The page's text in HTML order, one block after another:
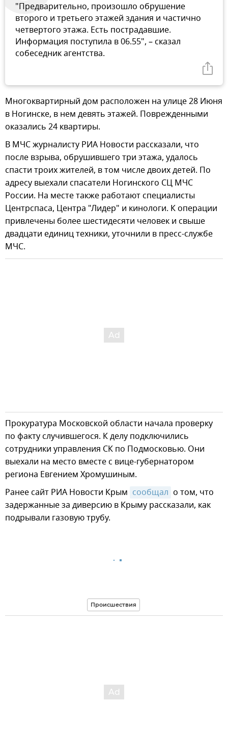
"Предварительно, произошло обрушение
второго и третьего этажей здания и частично
четвертого этажа. Есть пострадавшие.
Информация поступила в 06.55", – сказал
собеседник агентства.
Многоквартирный дом расположен на улице 28 Июня
в Ногинске, в нем девять этажей. Поврежденными
оказались 24 квартиры.
В МЧС журналисту РИА Новости рассказали, что
после взрыва, обрушившего три этажа, удалось
спасти троих жителей, в том числе двоих детей. По
адресу выехали спасатели Ногинского СЦ МЧС
России. На месте также работают специалисты
Центрспаса, Центра "Лидер" и кинологи. К операции
привлечены более шестидесяти человек и свыше
двадцати единиц техники, уточнили в пресс-службе
МЧС.
Прокуратура Московской области начала проверку
по факту случившегося. К делу подключились
сотрудники управления СК по Подмосковью. Они
выехали на место вместе с вице-губернатором
региона Евгением Хромушиным.
Ранее сайт РИА Новости Крым сообщал о том, что
задержанные за диверсию в Крыму рассказали, как
подрывали газовую трубу.
Происшествия